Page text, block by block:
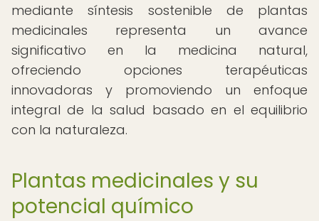
mediante síntesis sostenible de plantas
medicinales representa un avance
significativo en la medicina natural,
ofreciendo opciones terapéuticas
innovadoras y promoviendo un enfoque
integral de la salud basado en el equilibrio
con la naturaleza.
Plantas medicinales y su
potencial químico